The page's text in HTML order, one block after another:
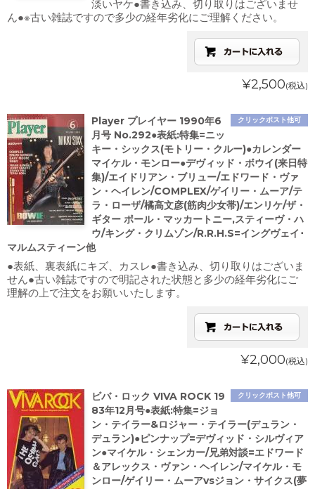
淡いヤケ●書き込み、切り取りはございませ
ん●※古い雑誌ですので多少の経年劣化にご理解ください。
¥2,500(税込)
クリックポスト他可
Player プレイヤー 1990年6
月号 No.292●表紙:特集=ニッ
キー・シックス(モトリー・クルー)●カレンダー
マイケル・モンロー●デヴィッド・ボウイ(来日特
集)/エイドリアン・ブリュー/エドワード・ヴァ
ン・ヘイレン/COMPLEX/ゲイリー・ムーア/テ
ラ・ローザ/橘高文彦(筋肉少女帯)/エンリケ/ザ・
ギター ポール・マッカートニー,スティーヴ・ハ
ウ/キング・クリムゾン/R.R.H.S=イングヴェイ･
マルムスティーン他
●表紙、裏表紙にキズ、カスレ●書き込み、切り取りはございま
せん●古い雑誌ですので明記された状態と多少の経年劣化にご
理解の上で注文をお願いいたします。
¥2,000(税込)
クリックポスト他可
ビバ・ロック VIVA ROCK 19
83年12月号●表紙:特集=ジョ
ン・テイラー&ロジャー・テイラー(デュラン・
デュラン)●ピンナップ=デヴィッド・シルヴィア
ン●マイケル・シェンカー/兄弟対談=エドワード
＆アレックス・ヴァン・ヘイレン/マイケル・モ
ンロー/ゲイリー・ムーアvsジョン・サイクス(夢